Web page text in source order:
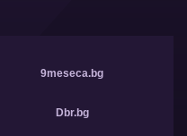
9meseca.bg
Dbr.bg